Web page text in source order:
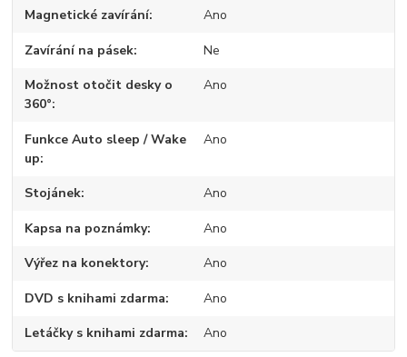
Magnetické zavírání Ano
Zavírání na pásek Ne
Možnost otočit desky o
360°
Ano
Funkce Auto sleep / Wake
up
Ano
Stojánek Ano
Kapsa na poznámky Ano
Výřez na konektory Ano
DVD s knihami zdarma Ano
Letáčky s knihami zdarma Ano